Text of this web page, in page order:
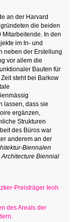
an der Harvard
die beiden
In den
im In- und
neben der Erstellung
vor allem die
Bauten für
steht bei Barkow
lassen, dass sie
ergänzen,
Strukturen
des Büros war
anderem an der
Biennalen
Architecture Biennial
Preisträger Ieoh
des Areals der